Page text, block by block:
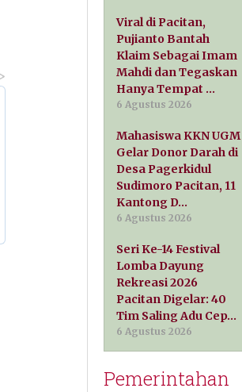
Viral di Pacitan,
Pujianto Bantah
Klaim Sebagai Imam
Mahdi dan Tegaskan
Hanya Tempat …
6 Agustus 2026
Mahasiswa KKN UGM
Gelar Donor Darah di
Desa Pagerkidul
Sudimoro Pacitan, 11
Kantong D…
6 Agustus 2026
Seri Ke-14 Festival
Lomba Dayung
Rekreasi 2026
Pacitan Digelar: 40
Tim Saling Adu Cep…
6 Agustus 2026
Pemerintahan